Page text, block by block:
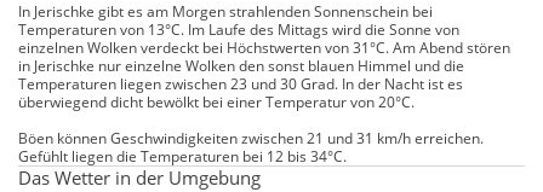
In Jerischke gibt es am Morgen strahlenden Sonnenschein bei
Temperaturen von 13°C. Im Laufe des Mittags wird die Sonne von
einzelnen Wolken verdeckt bei Höchstwerten von 31°C. Am Abend stören
in Jerischke nur einzelne Wolken den sonst blauen Himmel und die
Temperaturen liegen zwischen 23 und 30 Grad. In der Nacht ist es
überwiegend dicht bewölkt bei einer Temperatur von 20°C.
Böen können Geschwindigkeiten zwischen 21 und 31 km/h erreichen.
Gefühlt liegen die Temperaturen bei 12 bis 34°C.
Das Wetter in der Umgebung